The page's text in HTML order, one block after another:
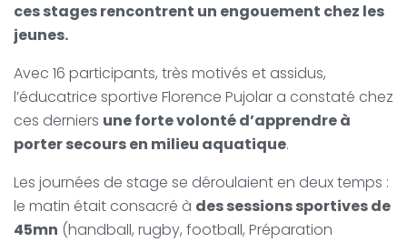
ces stages rencontrent un engouement chez les
jeunes.
Avec 16 participants, très motivés et assidus,
l’éducatrice sportive Florence Pujolar a constaté chez
ces derniers une forte volonté d’apprendre à
porter secours en milieu aquatique.
Les journées de stage se déroulaient en deux temps :
le matin était consacré à des sessions sportives de
45mn (handball, rugby, football, Préparation